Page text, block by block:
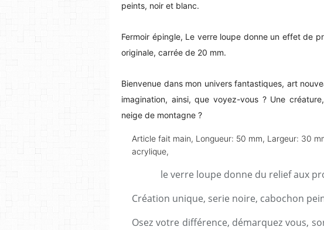
peints, noir et blanc.
Fermoir épingle, Le verre loupe donne un effet de
originale, carrée de 20 mm.
Bienvenue dans mon univers fantastiques, art
imagination, ainsi, que voyez-vous ? Une
neige de montagne ?
Article fait main, Longueur: 50 mm, Largeur: 30
acrylique,
le verre loupe donne du relief aux
Création unique, serie noire, cabochon
Osez votre différence, démarquez vous,